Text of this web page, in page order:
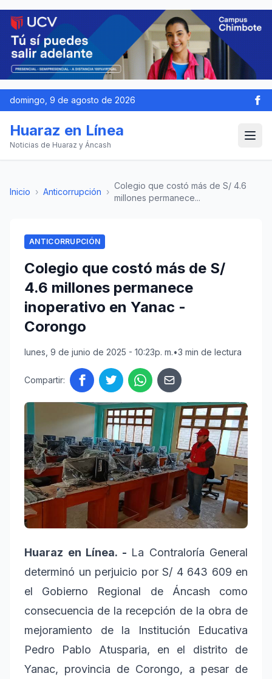
domingo, 9 de agosto de 2026
Huaraz en Línea
Noticias de Huaraz y Áncash
Inicio › Anticorrupción ›
Colegio que costó más de S/ 4.6
millones permanece...
ANTICORRUPCIÓN
Colegio que costó más de S/
4.6 millones permanece
inoperativo en Yanac -
Corongo
lunes, 9 de junio de 2025 - 10:23p. m.•3 min de lectura
Compartir:
Huaraz en Línea. - La Contraloría General
determinó un perjuicio por S/ 4 643 609 en
el Gobierno Regional de Áncash como
consecuencia de la recepción de la obra de
mejoramiento de la Institución Educativa
Pedro Pablo Atusparia, en el distrito de
Yanac, provincia de Corongo, a pesar de